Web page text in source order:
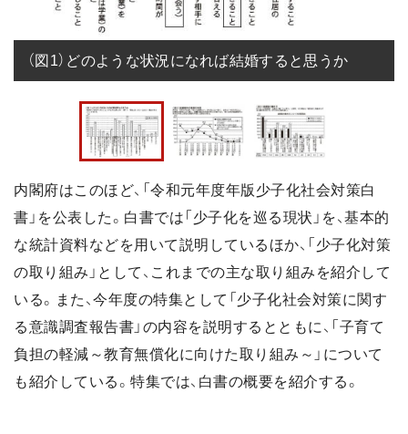
（図1）どのような状況になれば結婚すると思うか
内閣府はこのほど、「令和元年度年版少子化社会対策白
書」を公表した。白書では「少子化を巡る現状」を、基本的
な統計資料などを用いて説明しているほか、「少子化対策
の取り組み」として、これまでの主な取り組みを紹介して
いる。また、今年度の特集として「少子化社会対策に関す
る意識調査報告書」の内容を説明するとともに、「子育て
負担の軽減～教育無償化に向けた取り組み～」について
も紹介している。特集では、白書の概要を紹介する。